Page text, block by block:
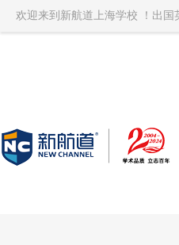
欢迎来到新航道上海学校 ！出国